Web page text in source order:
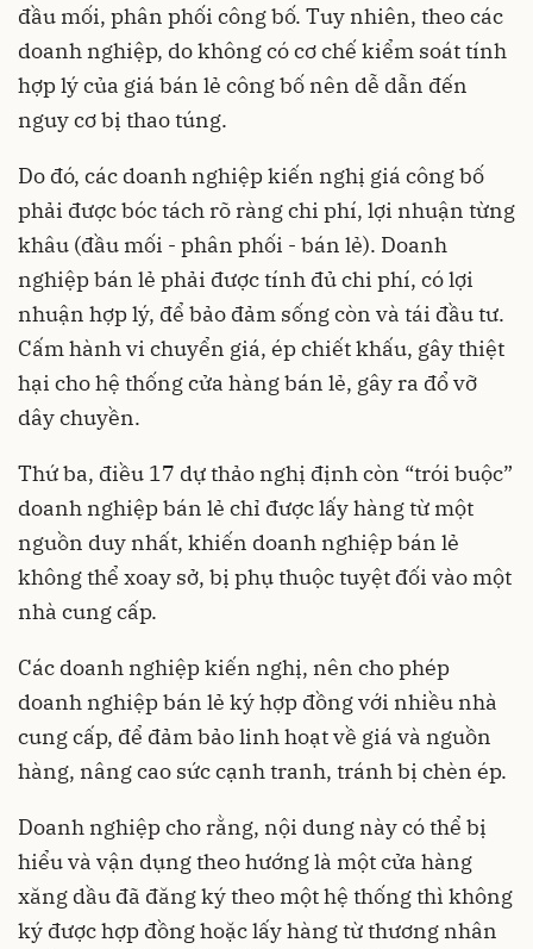
đầu mối, phân phối công bố. Tuy nhiên, theo các
doanh nghiệp, do không có cơ chế kiểm soát tính
hợp lý của giá bán lẻ công bố nên dễ dẫn đến
nguy cơ bị thao túng.
Do đó, các doanh nghiệp kiến nghị giá công bố
phải được bóc tách rõ ràng chi phí, lợi nhuận từng
khâu (đầu mối - phân phối - bán lẻ). Doanh
nghiệp bán lẻ phải được tính đủ chi phí, có lợi
nhuận hợp lý, để bảo đảm sống còn và tái đầu tư.
Cấm hành vi chuyển giá, ép chiết khấu, gây thiệt
hại cho hệ thống cửa hàng bán lẻ, gây ra đổ vỡ
dây chuyền.
Thứ ba, điều 17 dự thảo nghị định còn “trói buộc”
doanh nghiệp bán lẻ chỉ được lấy hàng từ một
nguồn duy nhất, khiến doanh nghiệp bán lẻ
không thể xoay sở, bị phụ thuộc tuyệt đối vào một
nhà cung cấp.
Các doanh nghiệp kiến nghị, nên cho phép
doanh nghiệp bán lẻ ký hợp đồng với nhiều nhà
cung cấp, để đảm bảo linh hoạt về giá và nguồn
hàng, nâng cao sức cạnh tranh, tránh bị chèn ép.
Doanh nghiệp cho rằng, nội dung này có thể bị
hiểu và vận dụng theo hướng là một cửa hàng
xăng dầu đã đăng ký theo một hệ thống thì không
ký được hợp đồng hoặc lấy hàng từ thương nhân